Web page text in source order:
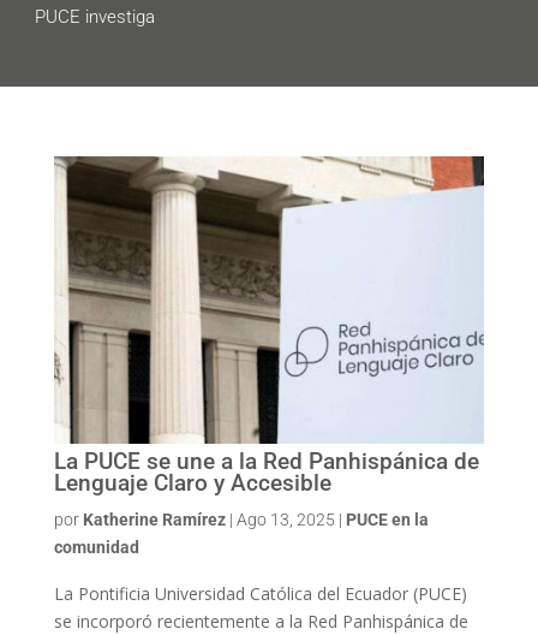
PUCE investiga
La PUCE se une a la Red Panhispánica de
Lenguaje Claro y Accesible
por Katherine Ramírez| Ago 13, 2025 | PUCE en la
comunidad
La Pontificia Universidad Católica del Ecuador (PUCE)
se incorporó recientemente a la Red Panhispánica de